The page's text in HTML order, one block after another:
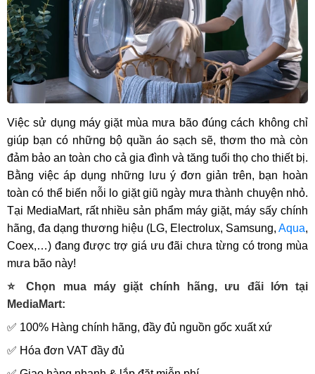
Việc sử dụng máy giặt mùa mưa bão đúng cách không chỉ
giúp bạn có những bộ quần áo sạch sẽ, thơm tho mà còn
đảm bảo an toàn cho cả gia đình và tăng tuổi thọ cho thiết bị.
Bằng việc áp dụng những lưu ý đơn giản trên, bạn hoàn
toàn có thể biến nỗi lo giặt giũ ngày mưa thành chuyện nhỏ.
Tại MediaMart, rất nhiều sản phẩm máy giặt, máy sấy chính
hãng, đa dạng thương hiệu (LG, Electrolux, Samsung, Aqua,
Coex,…) đang được trợ giá ưu đãi chưa từng có trong mùa
mưa bão này!
⭐ Chọn mua máy giặt chính hãng, ưu đãi lớn tại
MediaMart:
✅ 100% Hàng chính hãng, đầy đủ nguồn gốc xuất xứ
✅ Hóa đơn VAT đầy đủ